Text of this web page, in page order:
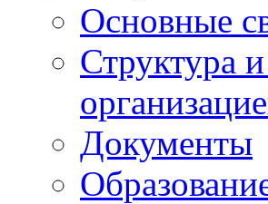
Основные
Структура
Документы